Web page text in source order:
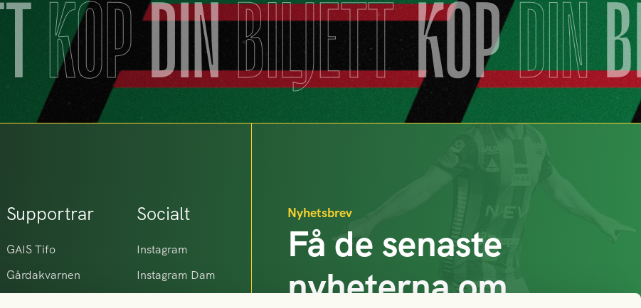
KÖPDINBILJETT KÖPDIN
Supportrar
GAIS Tifo
Gårdakvarnen
Socialt
Instagram
Instagram Dam
Nyhetsbrev
Få de senaste
nyheterna om